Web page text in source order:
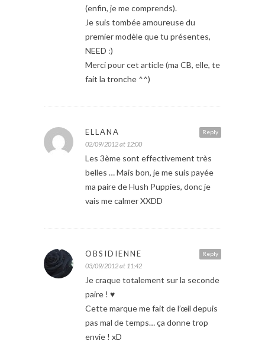
(enfin, je me comprends).
Je suis tombée amoureuse du
premier modèle que tu présentes,
NEED :)
Merci pour cet article (ma CB, elle, te
fait la tronche ^^)
Reply
ELLANA
02/09/2012 at 12:00
Les 3ème sont effectivement très
belles … Mais bon, je me suis payée
ma paire de Hush Puppies, donc je
vais me calmer XXDD
Reply
OBSIDIENNE
03/09/2012 at 11:42
Je craque totalement sur la seconde
paire ! ♥
Cette marque me fait de l’œil depuis
pas mal de temps… ça donne trop
envie ! xD